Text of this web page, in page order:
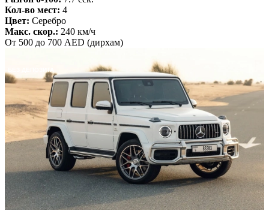
Кол-во мест: 4
Цвет: Серебро
Макс. скор.: 240 км/ч
От 500 до 700 AED (дирхам)
БЕЗ ДЕПОЗИТА